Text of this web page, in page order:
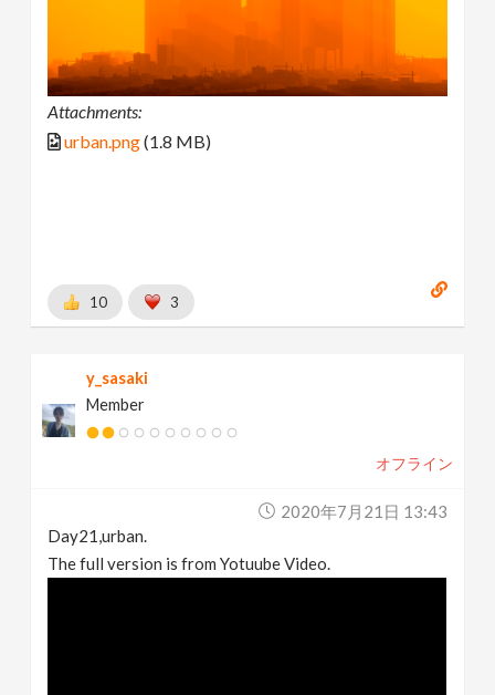
Attachments:
urban.png(1.8 MB)
10 3
y_sasaki
Member
オフライン
2020年7月21日 13:43
Day21,urban.
The full version is from Yotuube Video.